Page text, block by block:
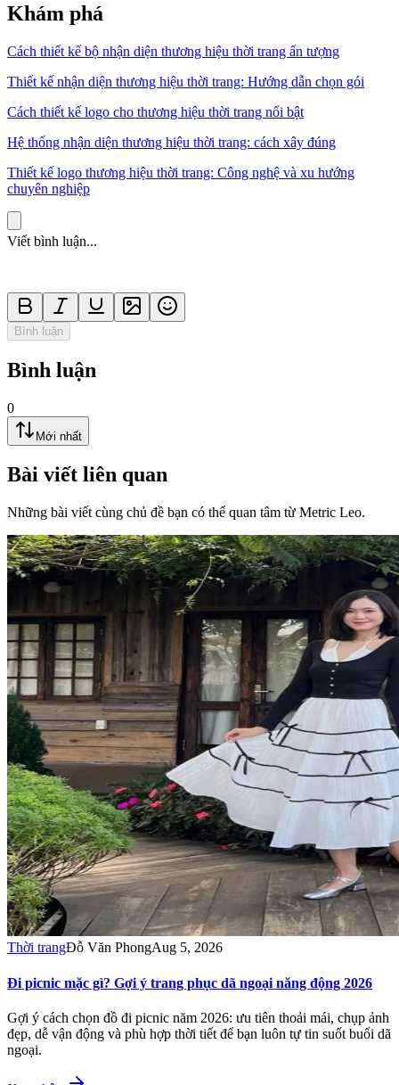
Khám phá
Cách thiết kế bộ nhận diện thương hiệu thời trang ấn tượng
Thiết kế nhận diện thương hiệu thời trang: Hướng dẫn chọn gói
Cách thiết kế logo cho thương hiệu thời trang nổi bật
Hệ thống nhận diện thương hiệu thời trang: cách xây đúng
Thiết kế logo thương hiệu thời trang: Công nghệ và xu hướng
chuyên nghiệp
Viết bình luận...
Bình luận
Bình luận
0
Mới nhất
Bài viết liên quan
Những bài viết cùng chủ đề bạn có thể quan tâm từ Metric Leo.
Thời trangĐỗ Văn PhongAug 5, 2026
Đi picnic mặc gì? Gợi ý trang phục dã ngoại năng động 2026
Gợi ý cách chọn đồ đi picnic năm 2026: ưu tiên thoải mái, chụp ảnh
đẹp, dễ vận động và phù hợp thời tiết để bạn luôn tự tin suốt buổi dã
ngoại.